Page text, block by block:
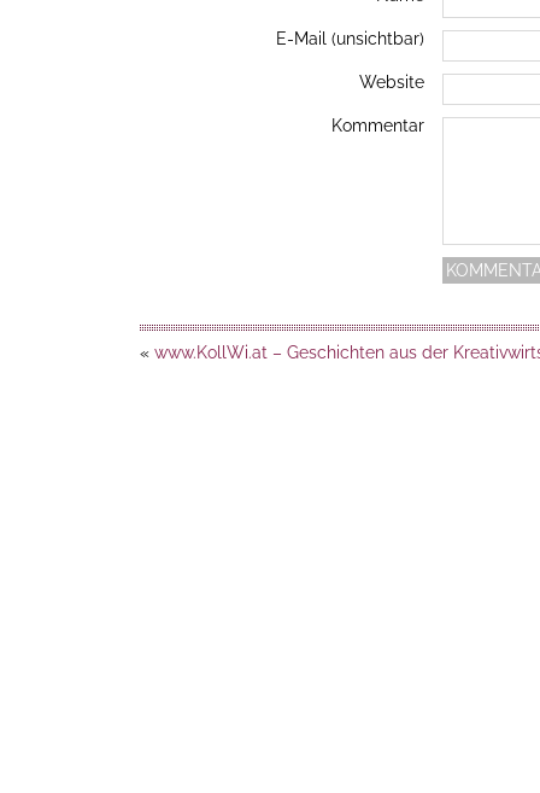
E-Mail (unsichtbar)
Website
Kommentar
« www.KollWi.at – Geschichten aus der